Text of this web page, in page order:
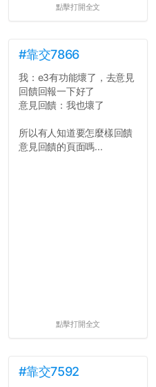
點擊打開全文
#靠交7866
我：e3有功能壞了，去意見
回饋回報一下好了
意見回饋：我也壞了
所以有人知道要怎麼樣回饋
意見回饋的頁面嗎...
點擊打開全文
#靠交7592